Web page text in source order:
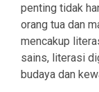
penting tidak
orang tua dan
mencakup
sains, literasi
budaya dan